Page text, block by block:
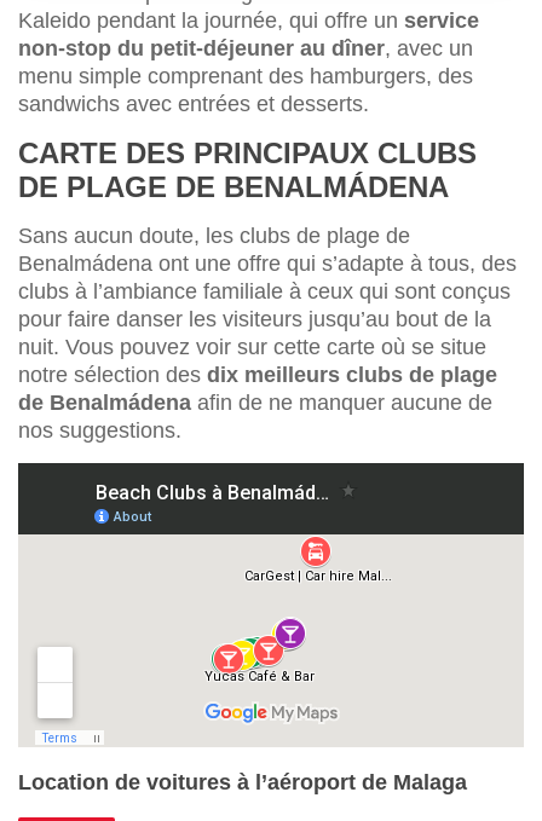
Kaleido pendant la journée, qui offre un service
non-stop du petit-déjeuner au dîner, avec un
menu simple comprenant des hamburgers, des
sandwichs avec entrées et desserts.
CARTE DES PRINCIPAUX CLUBS
DE PLAGE DE BENALMÁDENA
Sans aucun doute, les clubs de plage de
Benalmádena ont une offre qui s’adapte à tous, des
clubs à l’ambiance familiale à ceux qui sont conçus
pour faire danser les visiteurs jusqu’au bout de la
nuit. Vous pouvez voir sur cette carte où se situe
notre sélection des dix meilleurs clubs de plage
de Benalmádena afin de ne manquer aucune de
nos suggestions.
Location de voitures à l’aéroport de Malaga